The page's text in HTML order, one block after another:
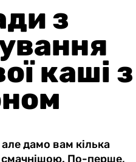
з
каші з
але дамо вам кілька
По-перше,